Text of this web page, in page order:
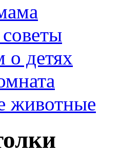
о детях
животные